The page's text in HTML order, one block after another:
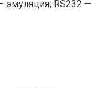
эмуляция; RS232 —